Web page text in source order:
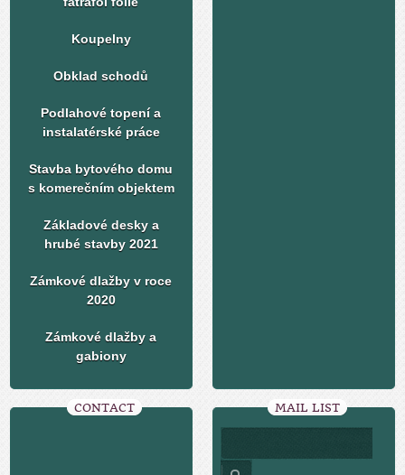
Koupelny
Obklad schodů
Podlahové topení a
instalatérské práce
Stavba bytového domu
s komerečním objektem
Základové desky a
hrubé stavby 2021
Zámkové dlažby v roce
2020
Zámkové dlažby a
gabiony
CONTACT MAIL LIST